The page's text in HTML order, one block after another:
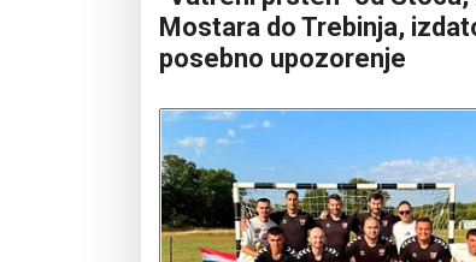
Mostara do Trebinja,
posebno upozorenje